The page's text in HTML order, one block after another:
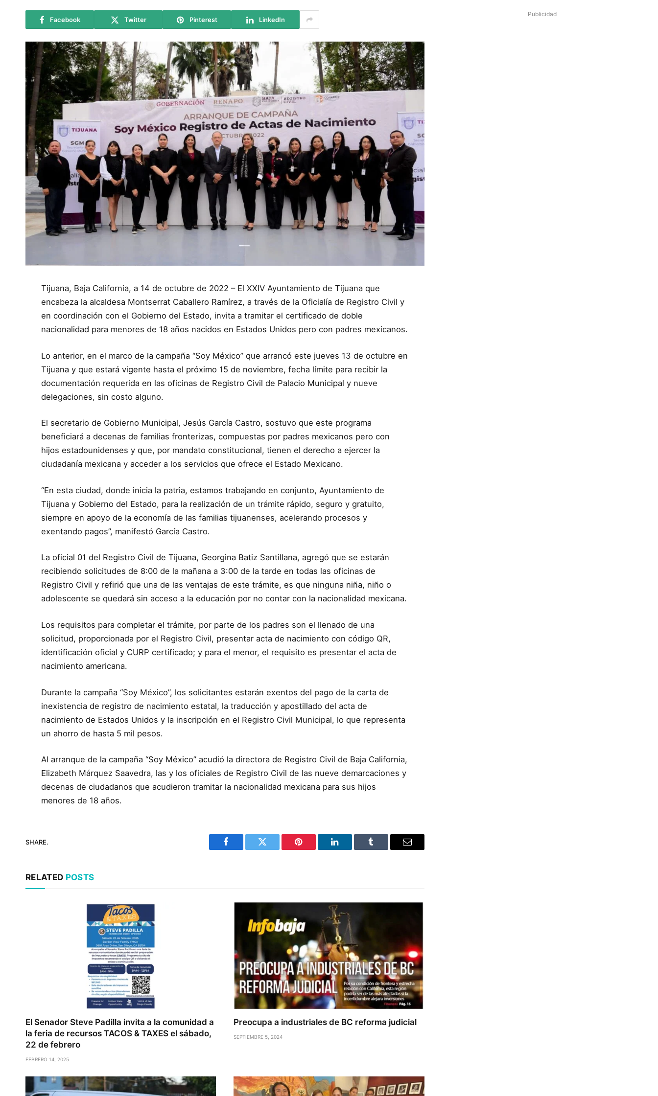
Facebook Twitter Pinterest LinkedIn
Tijuana, Baja California, a 14 de octubre de 2022 – El XXIV Ayuntamiento de Tijuana que
encabeza la alcaldesa Montserrat Caballero Ramírez, a través de la Oficialía de Registro Civil y
en coordinación con el Gobierno del Estado, invita a tramitar el certificado de doble
nacionalidad para menores de 18 años nacidos en Estados Unidos pero con padres mexicanos.
Lo anterior, en el marco de la campaña “Soy México” que arrancó este jueves 13 de octubre en
Tijuana y que estará vigente hasta el próximo 15 de noviembre, fecha límite para recibir la
documentación requerida en las oficinas de Registro Civil de Palacio Municipal y nueve
delegaciones, sin costo alguno.
El secretario de Gobierno Municipal, Jesús García Castro, sostuvo que este programa
beneficiará a decenas de familias fronterizas, compuestas por padres mexicanos pero con
hijos estadounidenses y que, por mandato constitucional, tienen el derecho a ejercer la
ciudadanía mexicana y acceder a los servicios que ofrece el Estado Mexicano.
“En esta ciudad, donde inicia la patria, estamos trabajando en conjunto, Ayuntamiento de
Tijuana y Gobierno del Estado, para la realización de un trámite rápido, seguro y gratuito,
siempre en apoyo de la economía de las familias tijuanenses, acelerando procesos y
exentando pagos”, manifestó García Castro.
La oficial 01 del Registro Civil de Tijuana, Georgina Batiz Santillana, agregó que se estarán
recibiendo solicitudes de 8:00 de la mañana a 3:00 de la tarde en todas las oficinas de
Registro Civil y refirió que una de las ventajas de este trámite, es que ninguna niña, niño o
adolescente se quedará sin acceso a la educación por no contar con la nacionalidad mexicana.
Los requisitos para completar el trámite, por parte de los padres son el llenado de una
solicitud, proporcionada por el Registro Civil, presentar acta de nacimiento con código QR,
identificación oficial y CURP certificado; y para el menor, el requisito es presentar el acta de
nacimiento americana.
Durante la campaña “Soy México”, los solicitantes estarán exentos del pago de la carta de
inexistencia de registro de nacimiento estatal, la traducción y apostillado del acta de
nacimiento de Estados Unidos y la inscripción en el Registro Civil Municipal, lo que representa
un ahorro de hasta 5 mil pesos.
Al arranque de la campaña “Soy México” acudió la directora de Registro Civil de Baja California,
Elizabeth Márquez Saavedra, las y los oficiales de Registro Civil de las nueve demarcaciones y
decenas de ciudadanos que acudieron tramitar la nacionalidad mexicana para sus hijos
menores de 18 años.
SHARE.
Facebook Twitter Pinterest LinkedIn Tumblr Email
RELATED POSTS
El Senador Steve Padilla invita a la comunidad a
la feria de recursos TACOS & TAXES el sábado,
22 de febrero
FEBRERO 14, 2025
Preocupa a industriales de BC reforma judicial
SEPTIEMBRE 5, 2024
Publicidad